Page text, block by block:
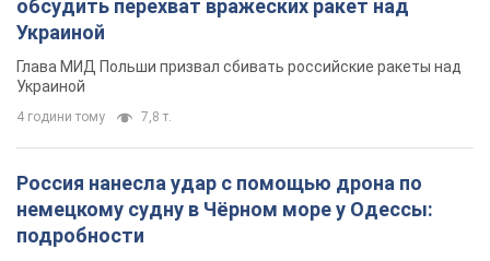
обсудить перехват вражеских ракет над
Украиной
Глава МИД Польши призвал сбивать российские ракеты над
Украиной
4 години тому 7,8 т.
Россия нанесла удар с помощью дрона по
немецкому судну в Чёрном море у Одессы:
подробности